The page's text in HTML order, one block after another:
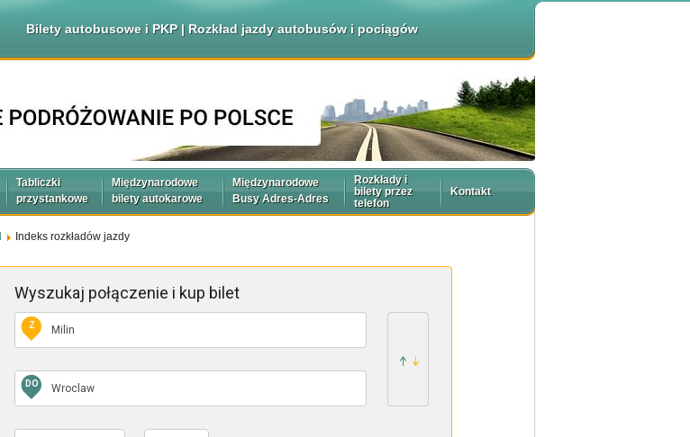
Bilety autobusowe i PKP | Rozkład jazdy autobusów i pociągów
Tabliczki
przystankowe
Międzynarodowe
bilety autokarowe
Międzynarodowe
Busy Adres-Adres
Rozkłady i
bilety przez
telefon
Kontakt
Indeks rozkładów jazdy
Wyszukaj połączenie i kup bilet
Z
DO